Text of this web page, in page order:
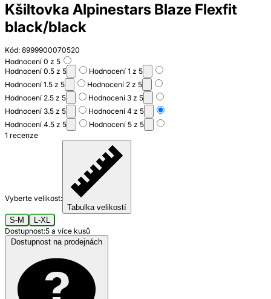
Kšiltovka Alpinestars Blaze Flexfit
black/black
Kód: 8999900070520
Hodnocení 0 z 5
Hodnocení 0.5 z 5
Hodnocení 1 z 5
Hodnocení 1.5 z 5
Hodnocení 2 z 5
Hodnocení 2.5 z 5
Hodnocení 3 z 5
Hodnocení 3.5 z 5
Hodnocení 4 z 5
Hodnocení 4.5 z 5
Hodnocení 5 z 5
1 recenze
Vyberte velikost:
Tabulka velikostí
S-M
L-XL
Dostupnost:5 a více kusů